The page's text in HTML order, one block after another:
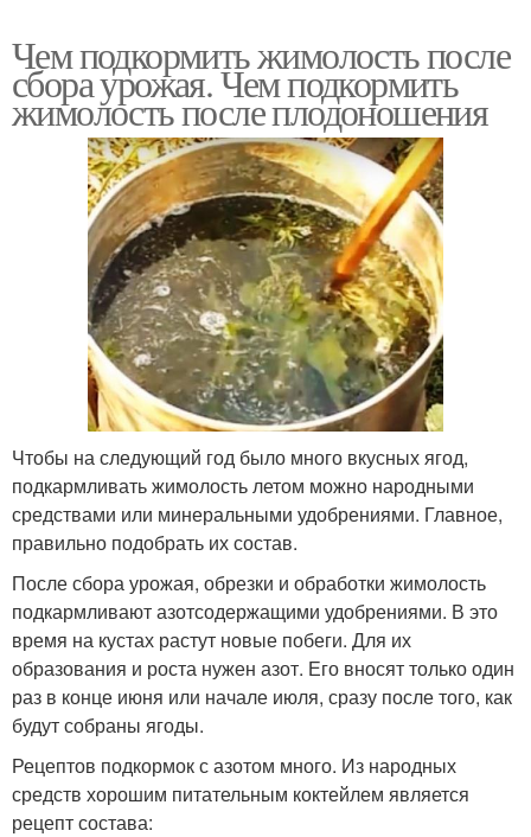
Чем подкормить жимолость после
сбора урожая. Чем подкормить
жимолость после плодоношения
Чтобы на следующий год было много вкусных ягод,
подкармливать жимолость летом можно народными
средствами или минеральными удобрениями. Главное,
правильно подобрать их состав.
После сбора урожая, обрезки и обработки жимолость
подкармливают азотсодержащими удобрениями. В это
время на кустах растут новые побеги. Для их
образования и роста нужен азот. Его вносят только один
раз в конце июня или начале июля, сразу после того, как
будут собраны ягоды.
Рецептов подкормок с азотом много. Из народных
средств хорошим питательным коктейлем является
рецепт состава: